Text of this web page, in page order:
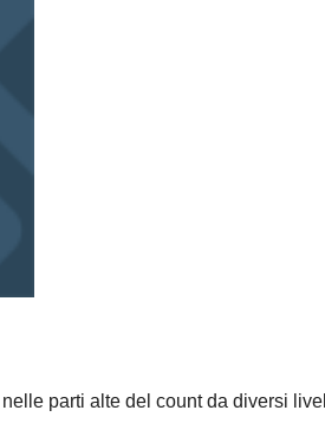
parti alte del count da diversi